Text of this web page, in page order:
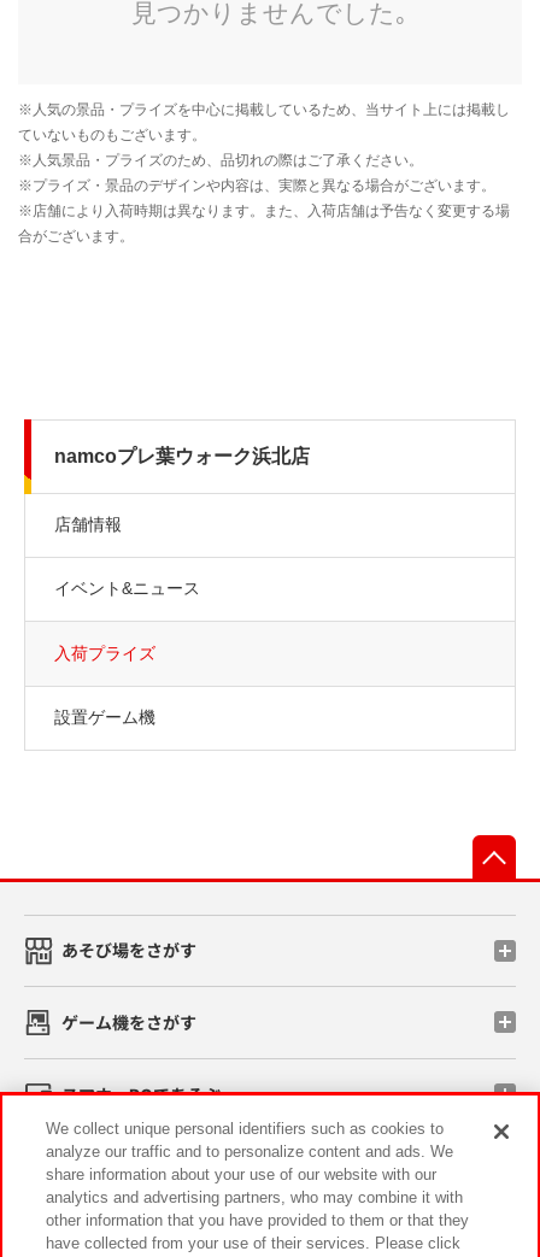
namcoプレ葉ウォーク浜北店
店舗情報
イベント&ニュース
入荷プライズ
設置ゲーム機
あそび場をさがす
ゲーム機をさがす
スマホ・PCであそぶ
イベント・キャンペーン
We collect unique personal identifiers such as cookies to
analyze our traffic and to personalize content and ads. We
share information about your use of our website with our
analytics and advertising partners, who may combine it with
other information that you have provided to them or that they
have collected from your use of their services. Please click